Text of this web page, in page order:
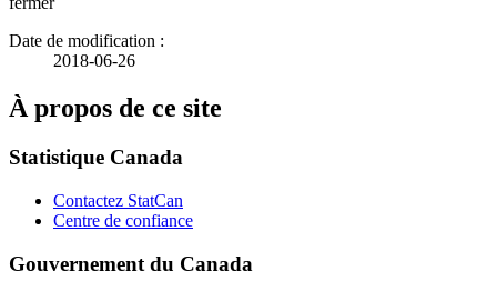
Date de modification :
2018-06-26
À propos de ce site
Statistique Canada
Contactez StatCan
Centre de confiance
Gouvernement du Canada